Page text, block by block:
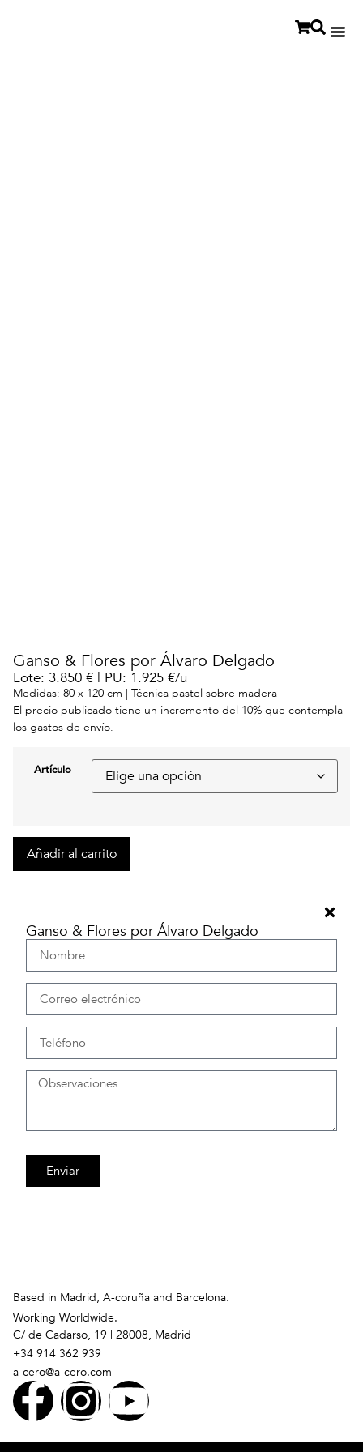
Ganso & Flores por Álvaro Delgado
Lote: 3.850 € | PU: 1.925 €/u
Medidas: 80 x 120 cm | Técnica pastel sobre madera
El precio publicado tiene un incremento del 10% que contempla
los gastos de envío.
Artículo
Añadir al carrito
Ganso & Flores por Álvaro Delgado
Enviar
C/ de Cadarso, 19 | 28008, Madrid
+34 914 362 939
a-cero@a-cero.com
Based in Madrid, A-coruña and Barcelona.
Working Worldwide.